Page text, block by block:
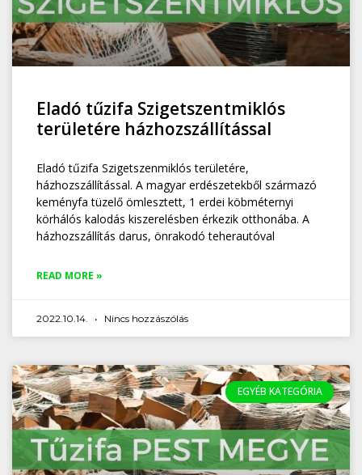
Eladó tűzifa Szigetszentmiklós
területére házhozszállítással
Eladó tűzifa Szigetszenmiklós területére,
házhozszállítással. A magyar erdészetekből származó
keményfa tüzelő ömlesztett, 1 erdei köbméternyi
körhálós kalodás kiszerelésben érkezik otthonába. A
házhozszállítás darus, önrakodó teherautóval
READ MORE »
2022.10.14. Nincs hozzászólás
EGYÉB KATEGÓRIA